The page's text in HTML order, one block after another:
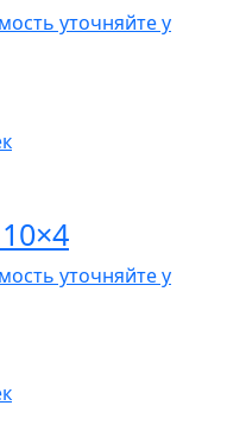
уточняйте у
уточняйте у